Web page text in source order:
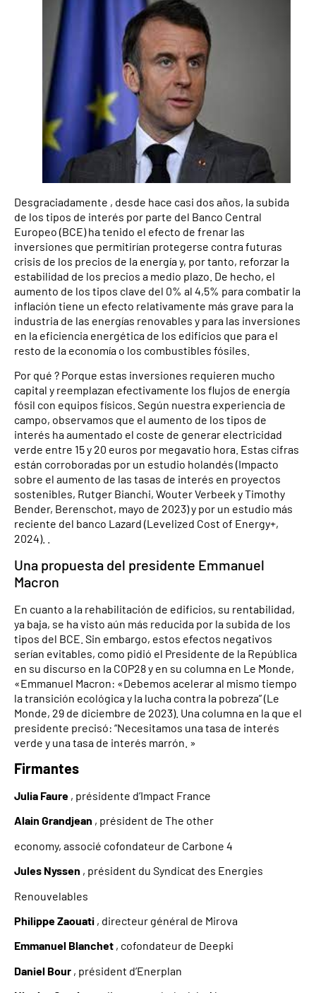
Desgraciadamente , desde hace casi dos años, la subida
de los tipos de interés por parte del Banco Central
Europeo (BCE) ha tenido el efecto de frenar las
inversiones que permitirían protegerse contra futuras
crisis de los precios de la energía y, por tanto, reforzar la
estabilidad de los precios a medio plazo. De hecho, el
aumento de los tipos clave del 0% al 4,5% para combatir la
inflación tiene un efecto relativamente más grave para la
industria de las energías renovables y para las inversiones
en la eficiencia energética de los edificios que para el
resto de la economía o los combustibles fósiles.
Por qué ? Porque estas inversiones requieren mucho
capital y reemplazan efectivamente los flujos de energía
fósil con equipos físicos. Según nuestra experiencia de
campo, observamos que el aumento de los tipos de
interés ha aumentado el coste de generar electricidad
verde entre 15 y 20 euros por megavatio hora. Estas cifras
están corroboradas por un estudio holandés (Impacto
sobre el aumento de las tasas de interés en proyectos
sostenibles, Rutger Bianchi, Wouter Verbeek y Timothy
Bender, Berenschot, mayo de 2023) y por un estudio más
reciente del banco Lazard (Levelized Cost of Energy+,
2024). .
Una propuesta del presidente Emmanuel
Macron
En cuanto a la rehabilitación de edificios, su rentabilidad,
ya baja, se ha visto aún más reducida por la subida de los
tipos del BCE. Sin embargo, estos efectos negativos
serían evitables, como pidió el Presidente de la República
en su discurso en la COP28 y en su columna en Le Monde,
«Emmanuel Macron: «Debemos acelerar al mismo tiempo
la transición ecológica y la lucha contra la pobreza” (Le
Monde, 29 de diciembre de 2023). Una columna en la que el
presidente precisó: “Necesitamos una tasa de interés
verde y una tasa de interés marrón. »
Firmantes
Julia Faure , présidente d’Impact France
Alain Grandjean , président de The other
economy, associé cofondateur de Carbone 4
Jules Nyssen , président du Syndicat des Energies
Renouvelables
Philippe Zaouati , directeur général de Mirova
Emmanuel Blanchet , cofondateur de Deepki
Daniel Bour , président d’Enerplan